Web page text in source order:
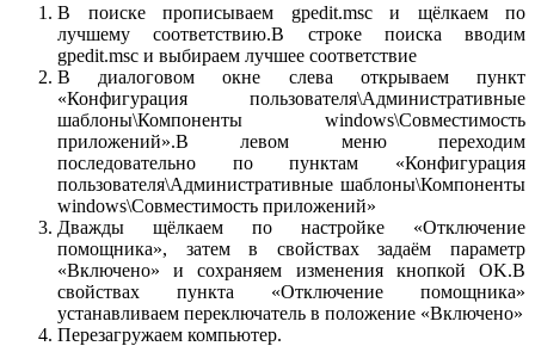
В поиске прописываем gpedit.msc и щёлкаем по
лучшему соответствию.В строке поиска вводим
gpedit.msc и выбираем лучшее соответствие
В диалоговом окне слева открываем пункт
«Конфигурация пользователя\Административные
шаблоны\Компоненты windows\Совместимость
приложений».В левом меню переходим
последовательно по пунктам «Конфигурация
пользователя\Административные шаблоны\Компоненты
windows\Совместимость приложений»
Дважды щёлкаем по настройке «Отключение
помощника», затем в свойствах задаём параметр
«Включено» и сохраняем изменения кнопкой OK.В
свойствах пункта «Отключение помощника»
устанавливаем переключатель в положение «Включено»
Перезагружаем компьютер.